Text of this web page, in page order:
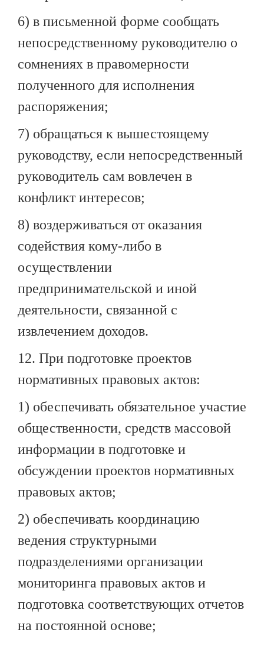
6) в письменной форме сообщать
непосредственному руководителю о
сомнениях в правомерности
полученного для исполнения
распоряжения;
7) обращаться к вышестоящему
руководству, если непосредственный
руководитель сам вовлечен в
конфликт интересов;
8) воздерживаться от оказания
содействия кому-либо в
осуществлении
предпринимательской и иной
деятельности, связанной с
извлечением доходов.
12. При подготовке проектов
нормативных правовых актов:
1) обеспечивать обязательное участие
общественности, средств массовой
информации в подготовке и
обсуждении проектов нормативных
правовых актов;
2) обеспечивать координацию
ведения структурными
подразделениями организации
мониторинга правовых актов и
подготовка соответствующих отчетов
на постоянной основе;